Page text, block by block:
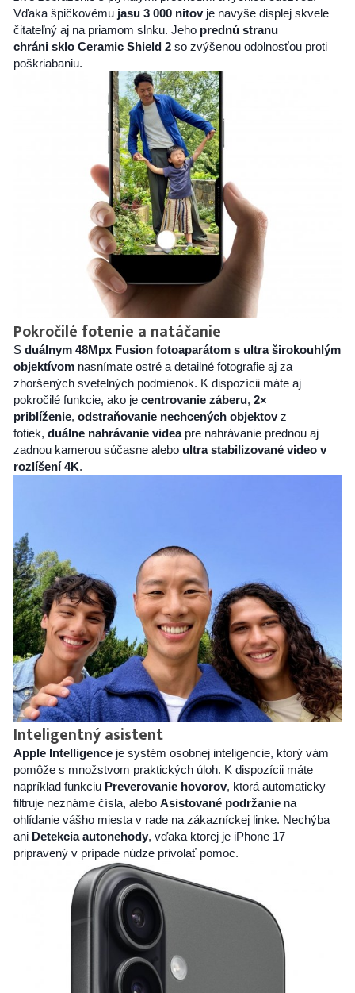
Vďaka špičkovémujasu 3 000 nitovje navyše displej skvele
čitateľný aj na priamom slnku. Jehoprednú stranu
chráni sklo Ceramic Shield 2so zvýšenou odolnosťou proti
poškriabaniu.
Pokročilé fotenie a natáčanie
S duálnym 48Mpx Fusion fotoaparátom s ultra širokouhlým
objektívom nasnímate ostré a detailné fotografie aj za
zhoršených svetelných podmienok. K dispozícii máte aj
pokročilé funkcie, ako je centrovanie záberu, 2×
priblíženie, odstraňovanie nechcených objektovz
fotiek, duálne nahrávanie videapre nahrávanie prednou aj
zadnou kamerou súčasne aleboultra stabilizované video v
rozlíšení 4K.
Inteligentný asistent
Apple Intelligenceje systém osobnej inteligencie, ktorý vám
pomôže s množstvom praktických úloh. K dispozícii máte
napríklad funkciuPreverovanie hovorov, ktorá automaticky
filtruje neznáme čísla, alebo Asistované podržanie na
ohlídanie vášho miesta v rade na zákazníckej linke. Nechýba
ani Detekcia autonehody, vďaka ktorej je iPhone 17
pripravený v prípade núdze privolať pomoc.